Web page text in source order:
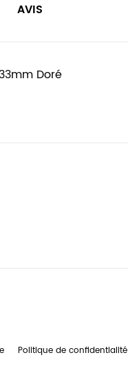
Doré
AVIS
Politique de confidentialité